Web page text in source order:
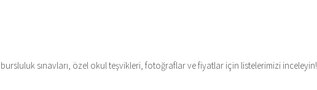
sınavları, özel okul teşvikleri, fotoğraflar ve fiyatlar için listelerimizi inceleyin!